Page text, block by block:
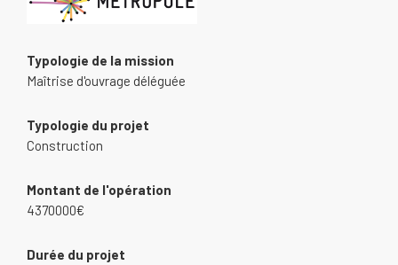
Typologie de la mission
Maîtrise d'ouvrage déléguée
Typologie du projet
Construction
Montant de l'opération
4370000€
Durée du projet